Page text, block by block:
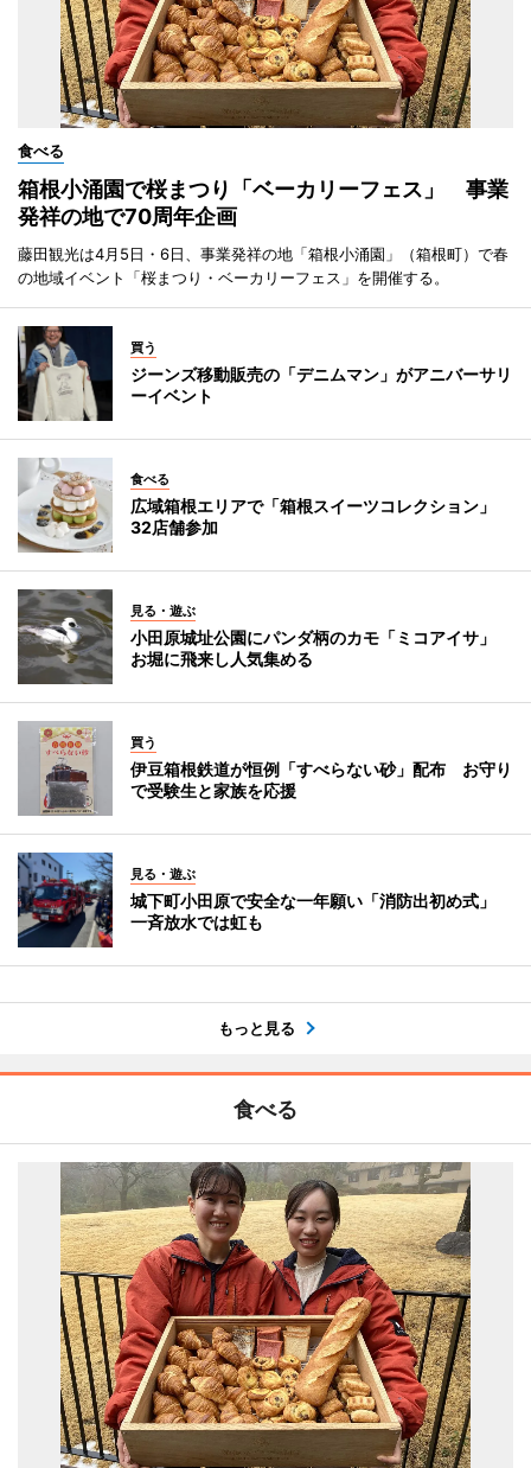
食べる
箱根小涌園で桜まつり「ベーカリーフェス」 事業
発祥の地で70周年企画
藤田観光は4月5日・6日、事業発祥の地「箱根小涌園」（箱根町）で春
の地域イベント「桜まつり・ベーカリーフェス」を開催する。
買う
ジーンズ移動販売の「デニムマン」がアニバーサリ
ーイベント
食べる
広域箱根エリアで「箱根スイーツコレクション」
32店舗参加
見る・遊ぶ
小田原城址公園にパンダ柄のカモ「ミコアイサ」
お堀に飛来し人気集める
買う
伊豆箱根鉄道が恒例「すべらない砂」配布 お守り
で受験生と家族を応援
見る・遊ぶ
城下町小田原で安全な一年願い「消防出初め式」
一斉放水では虹も
もっと見る
食べる